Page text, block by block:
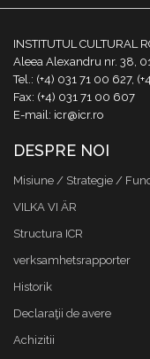
INSTITUTUL CULTURAL
Aleea Alexandru nr. 38,
Tel.: (+4) 031 71 00 627,
Fax: (+4) 031 71 00 607
E-mail: icr@icr.ro
DESPRE NOI
Misiune / Strategie /
VILKA VI ÄR
Structura ICR
verksamhetsrapporter
Historik
Declaraţii de avere
Achizitii